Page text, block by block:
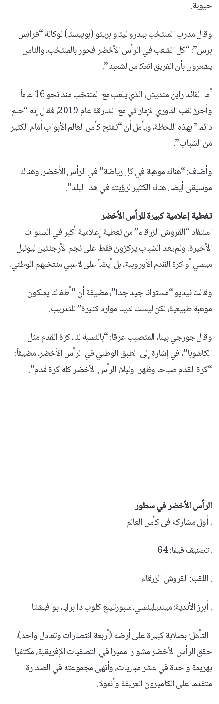
حيوية.
وقال مدرب المنتخب بيدرو ليتاو بريتو (بوبيستا) لوكالة “فرانس
برس”: “كل الشعب في الرأس الأخضر فخور بالمنتخب، والناس
يشعرون بأن الفريق انعكاس لشعبنا”.
أما القائد راين منديش، الذي يلعب مع المنتخب منذ نحو 16 عاماً
وأحرز لقب الدوري الإماراتي مع الشارقة عام 2019، فقال إنه “حلم
دائما” بهذه اللحظة، ويأمل أن “تفتح كأس العالم الأبواب أمام الكثير
من الشباب”.
وأضاف: “هناك موهبة في كل رياضة” في الرأس الأخضر. وهناك
موسيقى أيضا. هناك الكثير لرؤيته في هذا البلد”.
تغطية إعلامية كبيرة للرأس الأخضر
استفاد “القروش الزرقاء” من تغطية إعلامية أكبر في السنوات
الأخيرة. ولم يعد الشباب يركزون فقط على نجم الأرجنتين ليونيل
ميسي أو كرة القدم الأوروبية، بل أيضاً على لاعبي منتخبهم الوطني.
وقالت نيديو “مستوانا جيد جدا”، مضيفة أن “أطفالنا يملكون
موهبة طبيعية، لكن ليست لدينا موارد كثيرة” للتدريب.
وقال جورجي بينا، المتصبب عرقا: “بالنسبة لنا، كرة القدم مثل
الكاشوبا”، في إشارة إلى الطبق الوطني في الرأس الأخضر، مضيفاً:
“كرة القدم صباحا وظهرا وليلا، الرأس الأخضر كله كرة قدم”.
الرأس الأخضر في سطور
. أول مشاركة في كأس العالم
. تصنيف فيفا: 64
. اللقب: القروش الزرقاء
. أبرز الأندية: مينديلينسي، سبورتينغ كلوب دا برايا، بوافيشتا
. التأهل: بصلابة كبيرة على أرضه (أربعة انتصارات وتعادل واحد)،
حقق الرأس الأخضر مشوارا مميزا في التصفيات الإفريقية، مكتفيا
بهزيمة واحدة في عشر مباريات، وأنهى مجموعته في الصدارة
متقدما على الكاميرون العريقة وأنغولا.